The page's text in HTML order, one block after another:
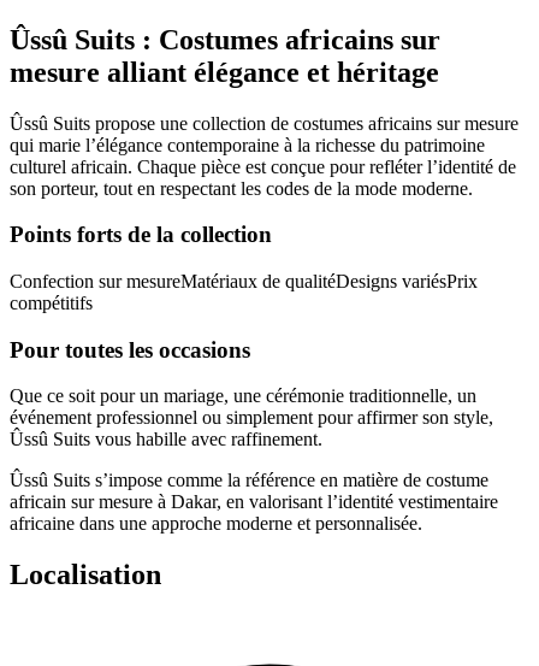
Ûssû Suits : Costumes africains sur
mesure alliant élégance et héritage
Ûssû Suits propose une collection de costumes africains sur mesure
qui marie l’élégance contemporaine à la richesse du patrimoine
culturel africain. Chaque pièce est conçue pour refléter l’identité de
son porteur, tout en respectant les codes de la mode moderne.
Points forts de la collection
Confection sur mesureMatériaux de qualitéDesigns variésPrix
compétitifs
Pour toutes les occasions
Que ce soit pour un mariage, une cérémonie traditionnelle, un
événement professionnel ou simplement pour affirmer son style,
Ûssû Suits vous habille avec raffinement.
Ûssû Suits s’impose comme la référence en matière de costume
africain sur mesure à Dakar, en valorisant l’identité vestimentaire
africaine dans une approche moderne et personnalisée.
Localisation